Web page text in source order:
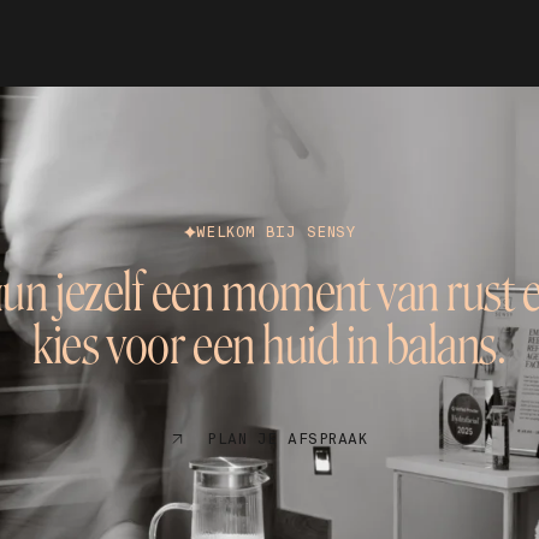
WELKOM BIJ SENSY
jezelf een moment van rust
kies voor een huid in balans.
PLAN JE AFSPRAAK